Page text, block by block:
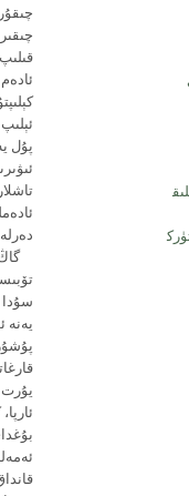
پۇل
گاڭ
سۇدا
يەنە
يۇرت